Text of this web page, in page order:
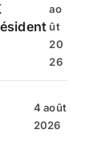
ao
ût
20
26
4 août
2026